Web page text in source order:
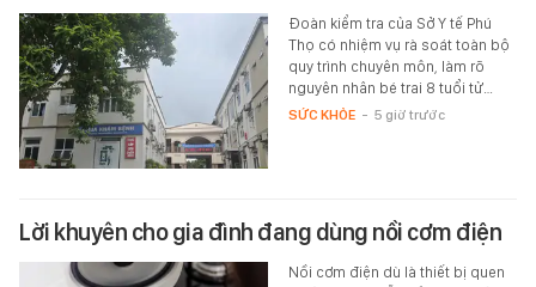
Đoàn kiểm tra của Sở Y tế Phú
Thọ có nhiệm vụ rà soát toàn bộ
quy trình chuyên môn, làm rõ
nguyên nhân bé trai 8 tuổi tử…
SỨC KHỎE - 5 giờ trước
Lời khuyên cho gia đình đang dùng nồi cơm điện
Nồi cơm điện dù là thiết bị quen